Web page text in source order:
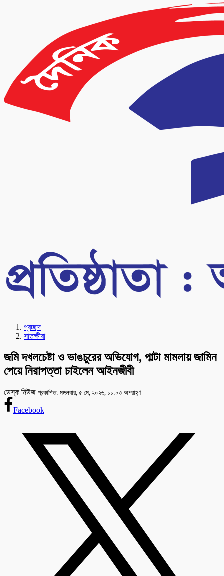
প্রচ্ছদ
সাতক্ষীরা
জমি দখলচেষ্টা ও ভাঙচুরের অভিযোগ, পাল্টা মামলায় জামিন
পেয়ে নিরাপত্তা চাইলেন আইনজীবী
ডেস্ক নিউজ প্রকাশিত: মঙ্গলবার, ৫ মে, ২০২৬, ১১:০৩ অপরাহ্ণ
Facebook